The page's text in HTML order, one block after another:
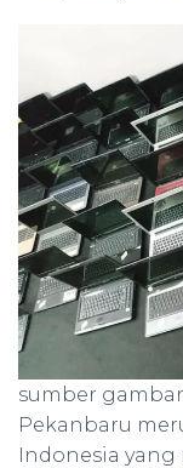
sumber
Pekanbaru
Indonesia